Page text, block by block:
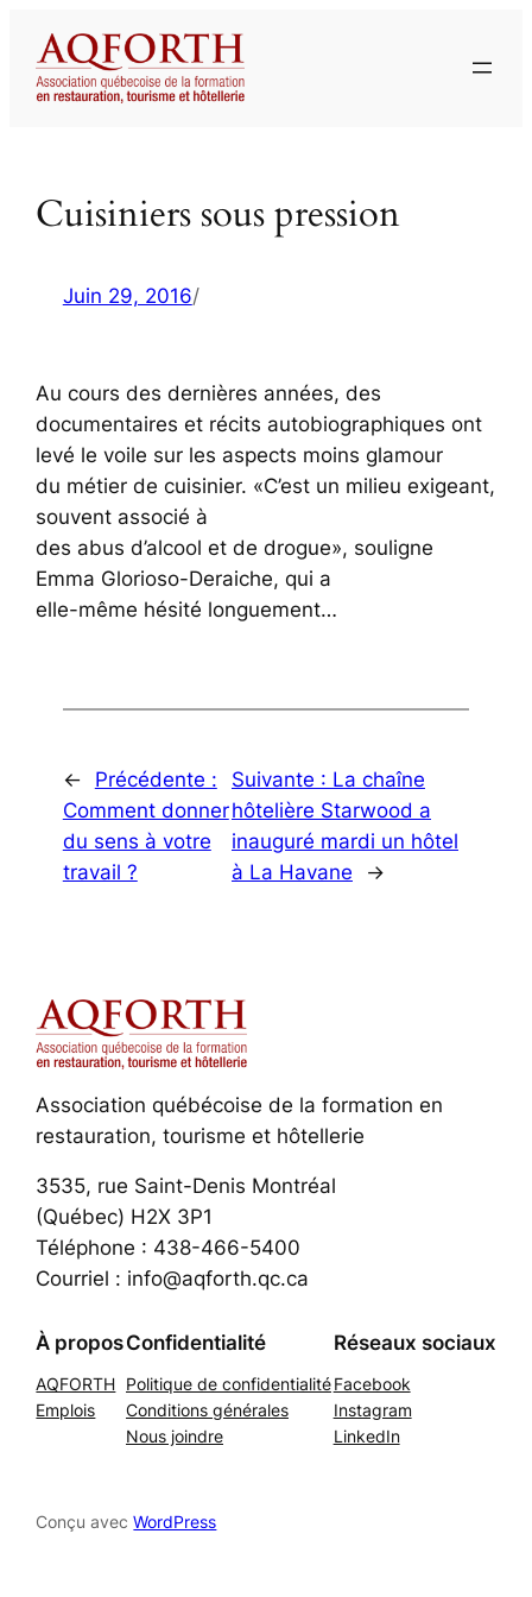
contenu
Cuisiniers sous pression
Juin 29, 2016/
Au cours des dernières années, des
documentaires et récits autobiographiques ont
levé le voile sur les aspects moins glamour
du métier de cuisinier. «C’est un milieu exigeant,
souvent associé à
des abus d’alcool et de drogue», souligne
Emma Glorioso-Deraiche, qui a
elle-même hésité longuement…
←
Précédente :
Comment donner
du sens à votre
travail ?
Suivante : La chaîne
hôtelière Starwood a
inauguré mardi un hôtel
à La Havane
→
Association québécoise de la formation en
restauration, tourisme et hôtellerie
3535, rue Saint-Denis Montréal
(Québec) H2X 3P1
Téléphone : 438-466-5400
Courriel : info@aqforth.qc.ca
À propos
AQFORTH
Emplois
Confidentialité
Politique de confidentialité
Conditions générales
Nous joindre
Réseaux sociaux
Facebook
Instagram
LinkedIn
Conçu avecWordPress